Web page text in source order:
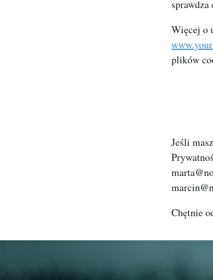
Więcej o
plików
Jeśli
Chętnie